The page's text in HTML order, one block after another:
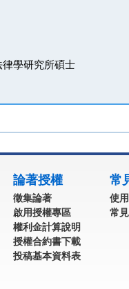
律學研究所碩士
論著授權
徵集論著
啟用授權專區
權利金計算說明
授權合約書下載
投稿基本資料表
常
使
常